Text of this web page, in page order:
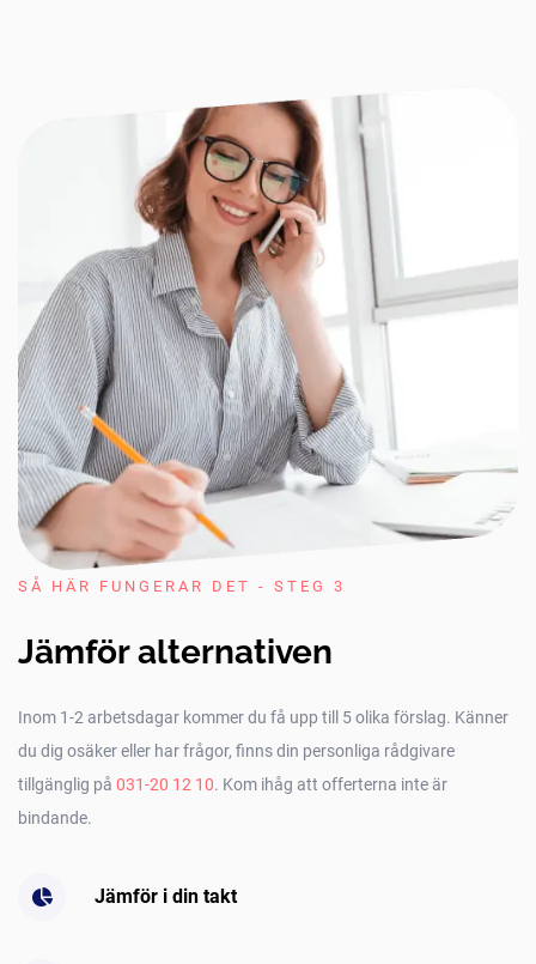
SÅ HÄR FUNGERAR DET - STEG 3
Jämför alternativen
Inom 1-2 arbetsdagar kommer du få upp till 5 olika förslag. Känner
du dig osäker eller har frågor, finns din personliga rådgivare
tillgänglig på 031-20 12 10. Kom ihåg att offerterna inte är
bindande.
Jämför i din takt